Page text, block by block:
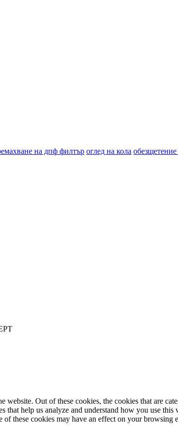
на дпф филтър оглед на кола
Out of these cookies, the cookies that are
help us analyze and understand how you use
these cookies may have an effect on your browsing